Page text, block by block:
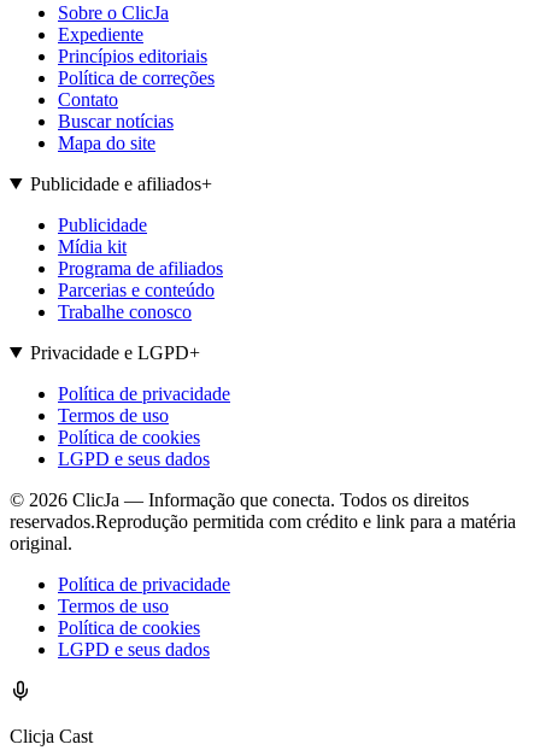
Sobre o ClicJa
Expediente
Princípios editoriais
Política de correções
Contato
Buscar notícias
Mapa do site
Publicidade e afiliados+
Publicidade
Mídia kit
Programa de afiliados
Parcerias e conteúdo
Trabalhe conosco
Privacidade e LGPD+
Política de privacidade
Termos de uso
Política de cookies
LGPD e seus dados
© 2026 ClicJa — Informação que conecta. Todos os direitos
reservados.Reprodução permitida com crédito e link para a matéria
original.
Política de privacidade
Termos de uso
Política de cookies
LGPD e seus dados
Clicja Cast